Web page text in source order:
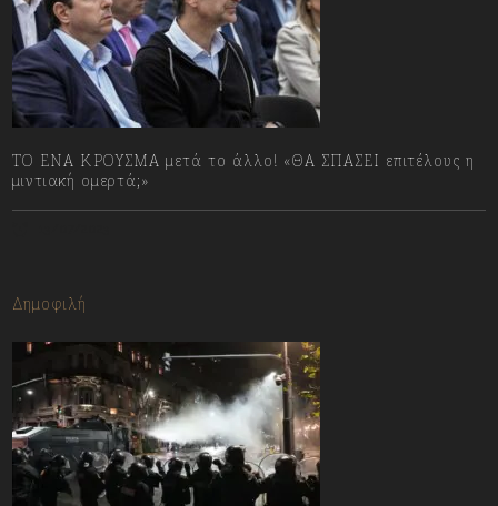
ΤΟ ΕΝΑ ΚΡΟΥΣΜΑ μετά το άλλο! «ΘΑ ΣΠΑΣΕΙ επιτέλους η
μιντιακή ομερτά;»
Δημοφιλή